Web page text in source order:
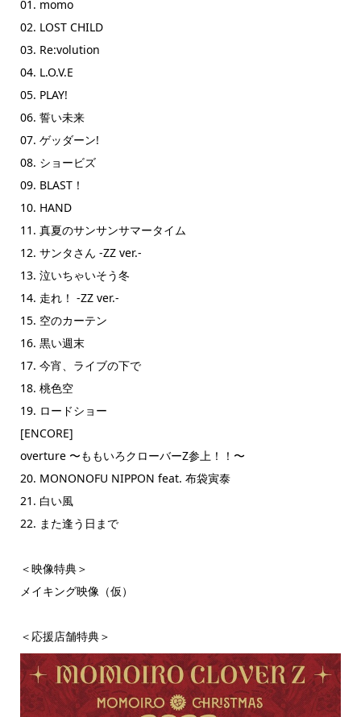
01. momo
02. LOST CHILD
03. Re:volution
04. L.O.V.E
05. PLAY!
06. 誓い未来
07. ゲッダーン!
08. ショービズ
09. BLAST！
10. HAND
11. 真夏のサンサンサマータイム
12. サンタさん -ZZ ver.-
13. 泣いちゃいそう冬
14. 走れ！ -ZZ ver.-
15. 空のカーテン
16. 黒い週末
17. 今宵、ライブの下で
18. 桃色空
19. ロードショー
[ENCORE]
overture 〜ももいろクローバーZ参上！！〜
20. MONONOFU NIPPON feat. 布袋寅泰
21. 白い風
22. また逢う日まで
＜映像特典＞
メイキング映像（仮）
＜応援店舗特典＞